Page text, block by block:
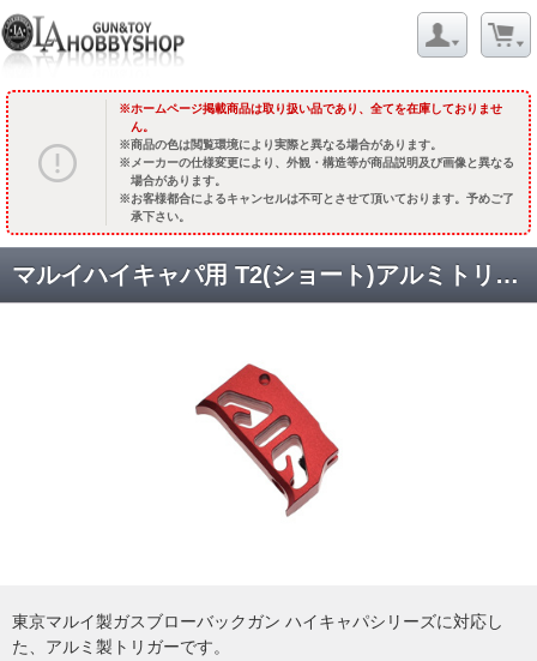
ホームページ掲載商品は取り扱い品であり、全てを在庫しておりませ
ん。
商品の色は閲覧環境により実際と異なる場合があります。
メーカーの仕様変更により、外観・構造等が商品説明及び画像と異なる
場合があります。
お客様都合によるキャンセルは不可とさせて頂いております。予めご了
承下さい。
マルイハイキャパ用 T2(ショート)アルミトリガー [CCT-TMHC-066] レッド [取寄]
東京マルイ製ガスブローバックガン ハイキャパシリーズに対応し
た、アルミ製トリガーです。